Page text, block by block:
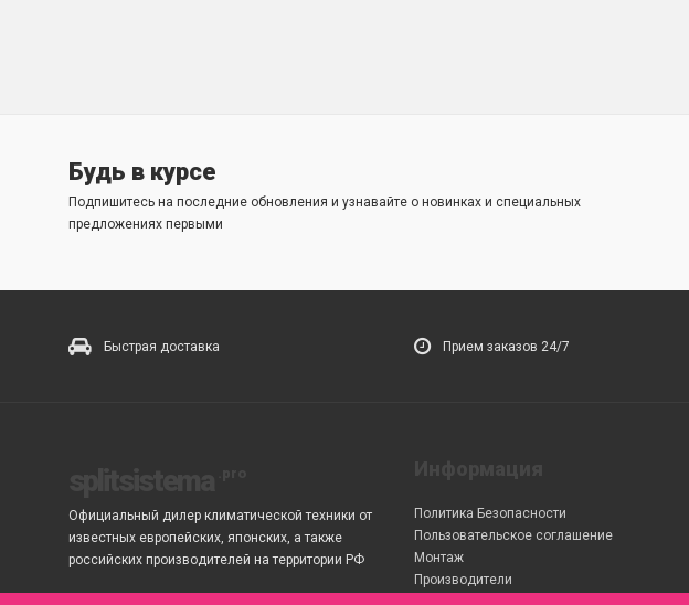
Будь в курсе
Подпишитесь на последние обновления и узнавайте о новинках и специальных
предложениях первыми
Быстрая доставка Прием заказов 24/7
Официальный дилер климатической техники от
известных европейских, японских, а также
российских производителей на территории РФ
Политика Безопасности
Пользовательское соглашение
Монтаж
Производители